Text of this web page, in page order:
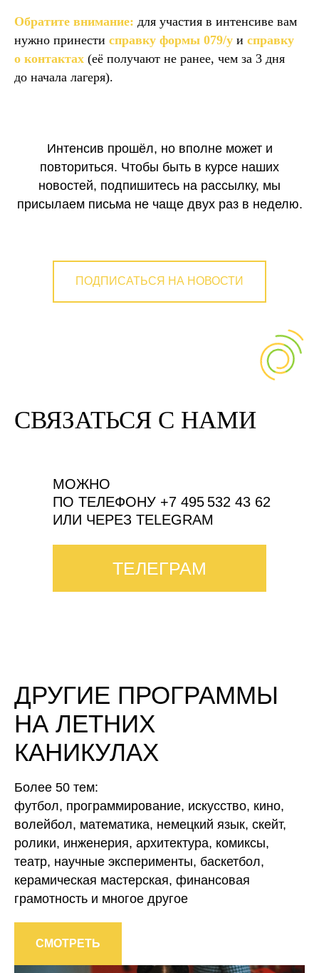
Обратите внимание: для участия в интенсиве вам
нужно принести справку формы 079/у и справку
о контактах (её получают не ранее, чем за 3 дня
до начала лагеря).
Интенсив прошёл, но вполне может и
повториться. Чтобы быть в курсе наших
новостей, подпишитесь на рассылку, мы
присылаем письма не чаще двух раз в неделю.
ПОДПИСАТЬСЯ НА НОВОСТИ
СВЯЗАТЬСЯ С НАМИ
МОЖНО
ПО ТЕЛЕФОНУ +7 495 532 43 62
ИЛИ ЧЕРЕЗ TELEGRAM
ТЕЛЕГРАМ
ДРУГИЕ ПРОГРАММЫ
НА ЛЕТНИХ
КАНИКУЛАХ
Более 50 тем:
футбол, программирование, искусство, кино,
волейбол, математика, немецкий язык, скейт,
ролики, инженерия, архитектура, комиксы,
театр, научные эксперименты, баскетбол,
керамическая мастерская, финансовая
грамотность и многое другое
СМОТРЕТЬ